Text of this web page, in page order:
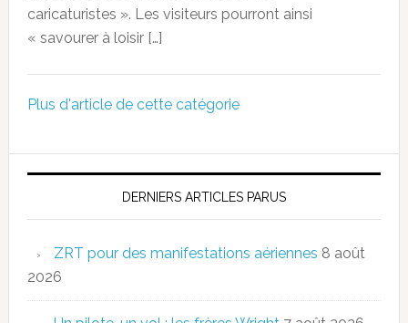
caricaturistes ». Les visiteurs pourront ainsi
« savourer à loisir […]
Plus d'article de cette catégorie
DERNIERS ARTICLES PARUS
ZRT pour des manifestations aériennes 8 août
2026